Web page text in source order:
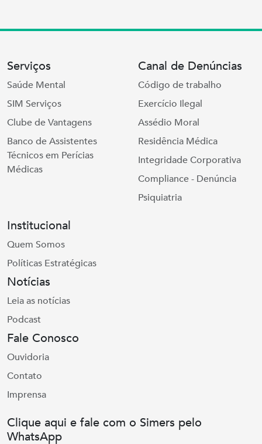
Serviços
Saúde Mental
SIM Serviços
Clube de Vantagens
Banco de Assistentes
Técnicos em Perícias
Médicas
Canal de Denúncias
Código de trabalho
Exercício Ilegal
Assédio Moral
Residência Médica
Integridade Corporativa
Compliance - Denúncia
Psiquiatria
Institucional
Quem Somos
Políticas Estratégicas
Notícias
Leia as notícias
Podcast
Fale Conosco
Ouvidoria
Contato
Imprensa
Clique aqui e fale com o Simers pelo
WhatsApp